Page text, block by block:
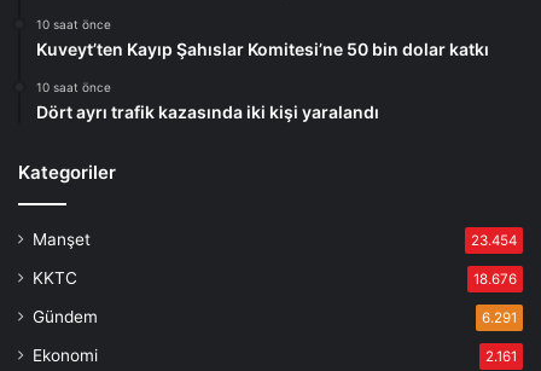
10 saat önce
Kuveyt’ten Kayıp Şahıslar Komitesi’ne 50 bin dolar katkı
10 saat önce
Dört ayrı trafik kazasında iki kişi yaralandı
Kategoriler
Manşet 23.454
KKTC 18.676
Gündem 6.291
Ekonomi 2.161